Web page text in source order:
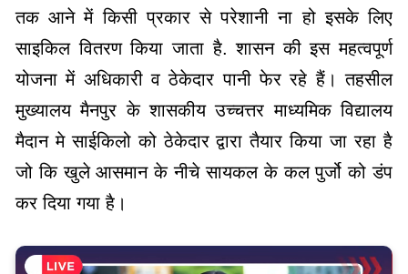
तक आने में किसी प्रकार से परेशानी ना हो इसके लिए
साइकिल वितरण किया जाता है. शासन की इस महत्वपूर्ण
योजना में अधिकारी व ठेकेदार पानी फेर रहे हैं। तहसील
मुख्यालय मैनपुर के शासकीय उच्चत्तर माध्यमिक विद्यालय
मैदान मे साईकिलो को ठेकेदार द्वारा तैयार किया जा रहा है
जो कि खुले आसमान के नीचे सायकल के कल पुर्जो को डंप
कर दिया गया है।